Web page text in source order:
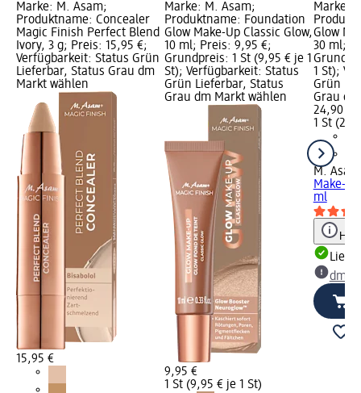
Marke: M. Asam;
Produktname: Concealer
Magic Finish Perfect Blend
Ivory, 3 g; Preis: 15,95 €;
Verfügbarkeit: Status Grün
Lieferbar, Status Grau dm
Markt wählen
15,95 €
Marke: M. Asam;
Produktname: Foundation
Glow Make-Up Classic Glow,
10 ml; Preis: 9,95 €;
Grundpreis: 1 St (9,95 € je 1
St); Verfügbarkeit: Status
Grün Lieferbar, Status
Grau dm Markt wählen
9,95 €
1 St (9,95 € je 1 St)
Marke:
Glow
30 ml;
1 St);
Grün
Grau
24,90 €
1 St
M. Asam
Make-
ml
dm